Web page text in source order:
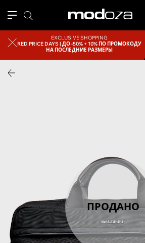
EXCLUSIVE SHOPPING
RED PRICE DAYS |ДО -50% + 10% ПО ПРОМОКОДУ
НА ПОСЛЕДНИЕ РАЗМЕРЫ
ПРОДАНО